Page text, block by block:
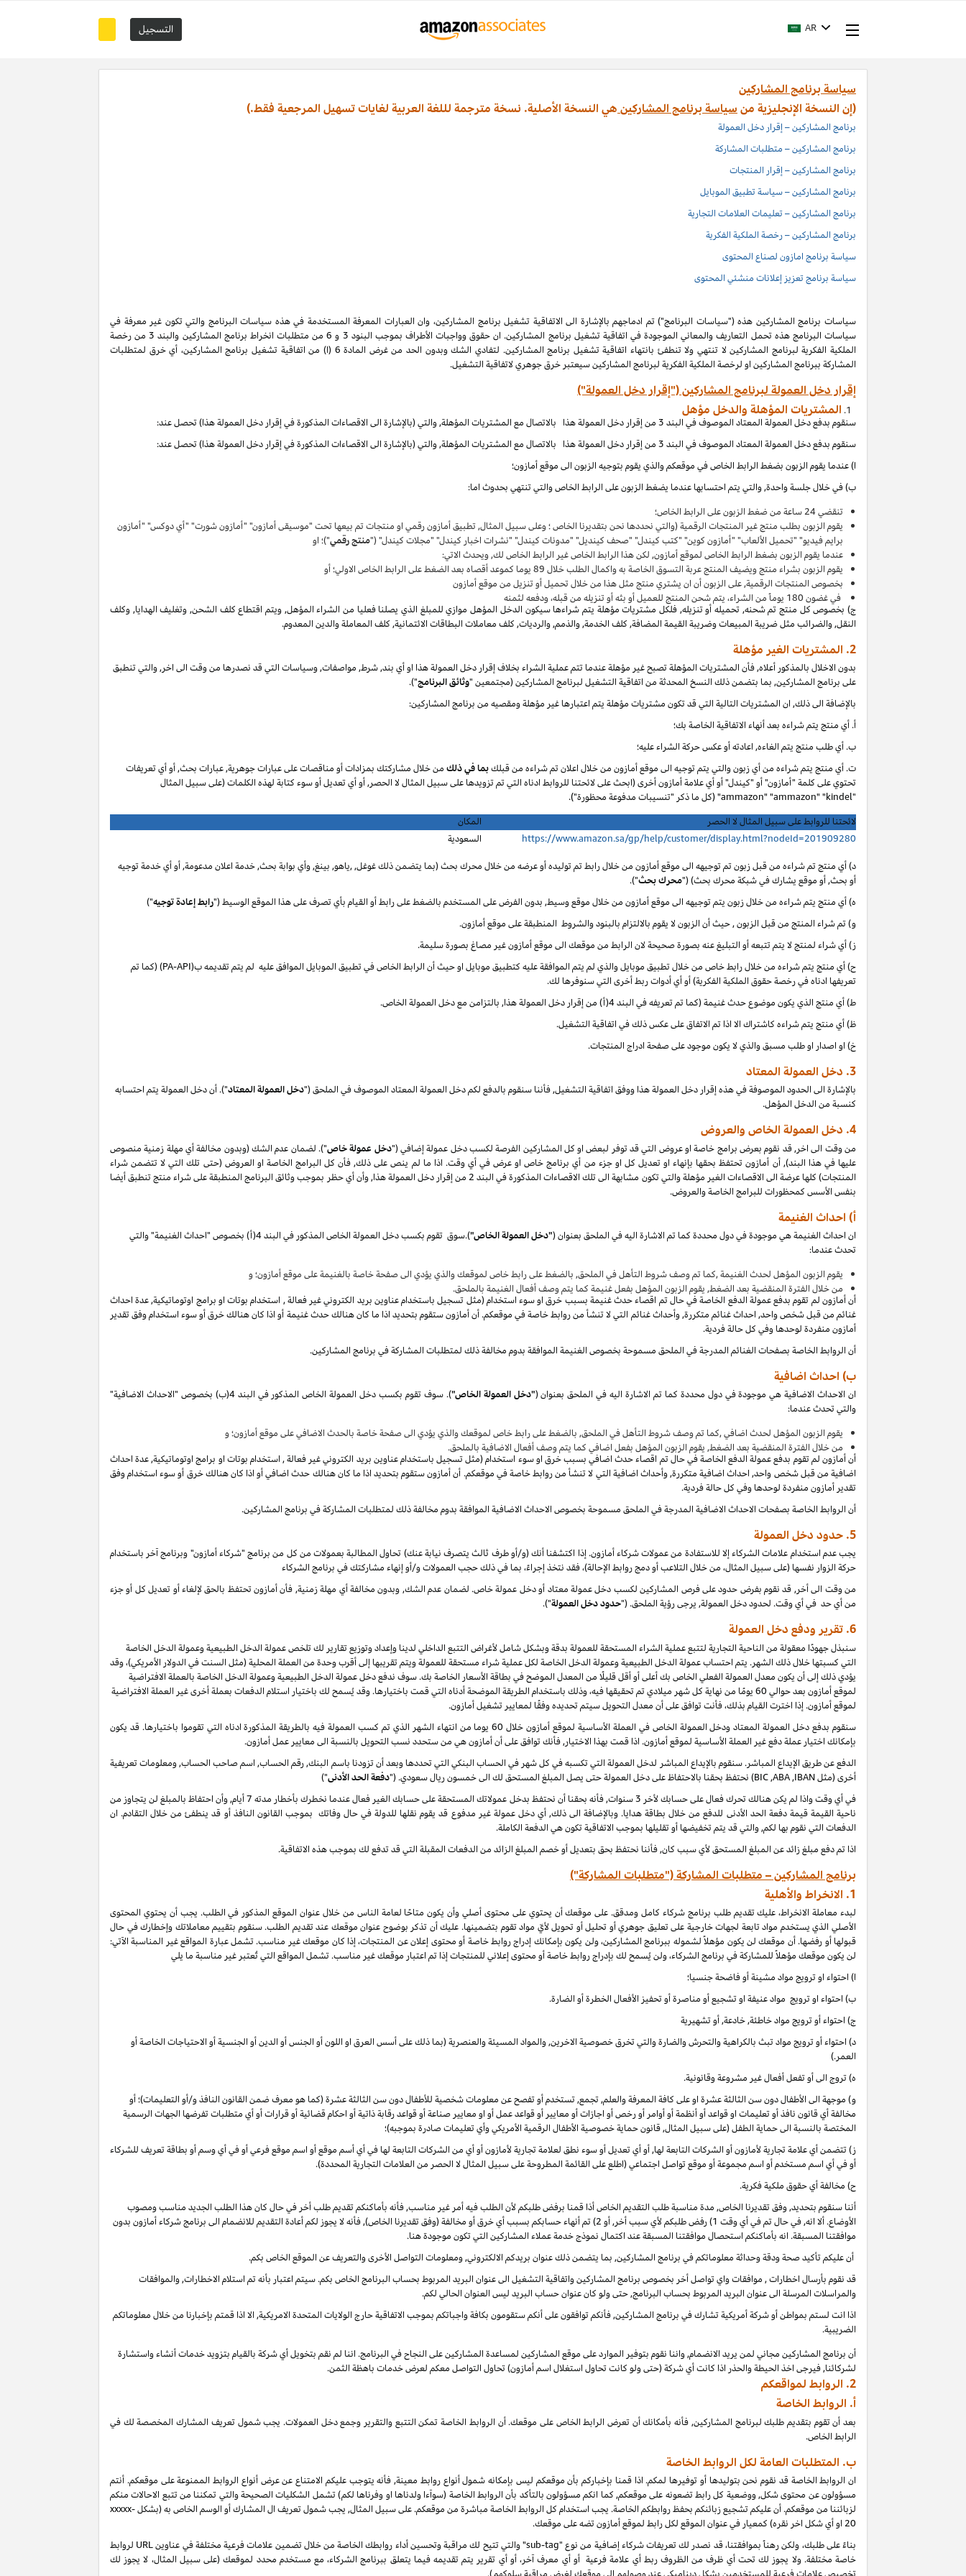
التسجيل AR
سياسة برنامج المشاركين
(إن النسخة الإنجليزية منسياسة برنامج المشاركين هي النسخة الأصلية. نسخة مترجمة لللغة العربية لغايات تسهيل المرجعية فقط.)
برنامج المشاركين – إقرار دخل العمولة
برنامج المشاركين – متطلبات المشاركة
برنامج المشاركين – إقرار المنتجات
برنامج المشاركين – سياسة تطبيق الموبايل
برنامج المشاركين – تعليمات العلامات التجارية
برنامج المشاركين – رخصة الملكية الفكرية
سياسة برنامج امازون لصناع المحتوى
سياسة برنامج تعزيز إعلانات منشئي المحتوى
سياسات برنامج المشاركين هذه ("سياسات البرنامج") تم ادماجهم بالإشارة الى الاتفاقية تشغيل برنامج المشاركين، وان العبارات المعرفة المستخدمة في هذه سياسات البرنامج والتي تكون غير معرفة في
سياسات البرنامج هذه تحمل التعاريف والمعاني الموجودة في اتفاقية تشغيل برنامج المشاركين. ان حقوق وواجبات الأطراف بموجب البنود 3 و 6 من متطلبات انخراط برنامج المشاركين والبند 3 من رخصة
الملكية الفكرية لبرنامج المشاركين لا تنتهي ولا تنطفئ بانتهاء اتفاقية تشغيل برنامج المشاركين. لتفادي الشك وبدون الحد من غرض المادة 6 (ا) من اتفاقية تشغيل برنامج المشاركين، أي خرق لمتطلبات
المشاركة ببرنامج المشاركين او لرخصة الملكية الفكرية لبرنامج المشاركين سيعتبر خرق جوهري لاتفاقية التشغيل.
إقرار دخل العمولة لبرنامج المشاركين ("إقرار دخل العمولة")
المشتريات المؤهلة والدخل مؤهل
سنقوم بدفع دخل العمولة المعتاد الموصوف في البند 3 من إقرار دخل العمولة هذا بالاتصال مع المشتريات المؤهلة, والتي (بالإشارة الى الاقصاءات المذكورة في إقرار دخل العمولة هذا) تحصل عند:
سنقوم بدفع دخل العمولة المعتاد الموصوف في البند 3 من إقرار دخل العمولة هذا بالاتصال مع المشتريات المؤهلة, والتي (بالإشارة الى الاقصاءات المذكورة في إقرار دخل العمولة هذا) تحصل عند:
ا) عندما يقوم الزبون بضغط الرابط الخاص في موقعكم والذي يقوم بتوجيه الزبون الى موقع أمازون؛
ب) في خلال جلسة واحدة, والتي يتم احتسابها عندما يضغط الزبون على الرابط الخاص والتي تنتهي بحدوث اما:
تنقضي 24 ساعة من ضغط الزبون على الرابط الخاص؛
يقوم الزبون بطلب منتج غير المنتجات الرقمية (والتي نحددها نحن بتقديرنا الخاص ؛ وعلى سبيل المثال, تطبيق أمازون رقمي او منتجات تم بيعها تحت "موسيقى أمازون" "أمازون شورت" "أي دوكس" "أمازون
برايم فيديو" "تحميل الألعاب" "أمازون كوين" "كتب كيندل" "صحف كينديل" "مدونات كيندل" "نشرات اخبار كيندل" "مجلات كيندل" ("منتج رقمي")؛ او
عندما يقوم الزبون بضغط الرابط الخاص لموقع أمازون, لكن هذا الرابط الخاص غير الرابط الخاص لك, ويحدث الاتي:
يقوم الزبون بشراء منتج ويضيف المنتجعربة التسوق الخاصة به واكمال الطلب خلال 89 يوما كموعد أقصاه بعد الضغط على الرابط الخاص الاولي؛ أو
بخصوص المنتجات الرقمية, على الزبون أن ان يشتري منتج مثل هذا من خلال تحميل أو تنزيل من موقع أمازون
في غضون 180 يوماً من الشراء، يتم شحن المنتج للعميل أو بثه أو تنزيله من قبله، ودفعه لثمنه
ج) بخصوص كل منتج تم شحنه, تحميله أو تنزيله, فلكل مشتريات مؤهلة يتم شراءها سيكون الدخل المؤهل موازي للمبلغ الذي يصلنا فعليا من الشراء المؤهل, ويتم اقتطاع كلف الشحن, وتغليف الهدايا, وكلف
النقل, والضرائب مثل ضريبة المبيعات وضريبة القيمة المضافة, كلف الخدمة, والذمم, والرديات, كلف معاملات البطاقات الائتمانية, كلف المعاملة والدين المعدوم.
2. المشتريات الغير مؤهلة
بدون الاخلال بالمذكور أعلاه, فأن المشتريات المؤهلة تصبح غير مؤهلة عندما تتم عملية الشراء بخلاف إقرار دخل العمولة هذا او أي بند, شرط, مواصفات, وسياسات التي قد نصدرها من وقت الى اخر, والتي تنطبق
على برنامج المشاركين, بما بتضمن ذلك النسخ المحدثة من اتفاقية التشغيل لبرنامج المشاركين (مجتمعين "وثائق البرنامج").
بالإضافة الى ذلك, ان المشتريات التالية التي قد تكون مشتريات مؤهلة يتم اعتبارها غير مؤهلة ومقصيه من برنامج المشاركين:
أ. أي منتج يتم شراءه بعد أنهاء الاتفاقية الخاصة بك؛
ب. أيطلب منتج يتم الغاءه, اعادته أو عكس حركة الشراء عليه؛
ت. أي منتج يتم شراءه من أي زبون والتي يتم توجيه الى موقع أمازون من خلال اعلان تم شراءه من قبلكبما في ذلك من خلال مشاركتك بمزادات أو مناقصات على عبارات جوهرية, عبارات بحث, أو أي تعريفات
تحتوي على كلمة "أمازون" أو "كيندل" أو أي علامة أمازون أخرى (ابحث على لائحتنا للروابط ادناه التي تم تزويدها على سبيل المثال لا الحصر, أو أي تعديل أو سوء كتابة لهذه الكلمات (على سبيل المثال
"ammazon" "ammazon" "kindel" (كل ما ذكر "تنسيبات مدفوعة محظورة").
لائحتنا للروابط على سبيل المثال لا الحصر
المكان
https://www.amazon.sa/gp/help/customer/display.html?nodeId=201909280
السعودية
د) أي منتج تم شراءه من قبل زبون تم توجيهه الى موقع أمازون من خلال رابط تم توليده أو عرضه من خلال محرك بحث (بما يتضمن ذلك غوغل, ,ياهو, بينغ, وأي بوابة بحث, خدمة اعلان مدعومة, أو أي خدمة توجيه
أو بحث, أو موقع يشارك في شبكة محرك بحث) ("محرك بحث").
ه) أي منتج يتم شراءه من خلال زبون يتم توجيهه الى موقع أمازون من خلال موقع وسيط, بدون الفرض على المستخدم بالضغط على رابط أو القيام بأي تصرف على هذا الموقع الوسيط ("رابط إعادة توجيه")
و) تم شراء المنتج من قبل الزبون , حيث أن الزبون لا يقوم بالالتزام بالبنود والشروط المنطبقة على موقع أمازون.
ز) أي شراء لمنتج لا يتم تتبعه أو التبليغ عنه بصورة صحيحة لان الرابط من موقعك الى موقع أمازون غير مصاغ بصورة سليمة.
ح) أي منتج يتم شراءه من خلال رابط خاص من خلال تطبيق موبايل والذي لم يتم الموافقة عليه كتطبيق موبايل او حيث أن الرابط الخاص في تطبيق الموبايل الموافق عليه لم يتم تقديمه ب(PA-API) (كما تم
تعريفها ادناه في رخصة حقوق الملكية الفكرية) أو أي أدوات ربط أخرى التي سنوفرها لك.
ط) أي منتج الذي يكون موضوع حدث غنيمة (كما تم تعريفه في البند 4(أ) من إقرار دخل العمولة هذا, بالتزامن مع دخل العمولة الخاص.
ظ) أي منتج يتم شراءه كاشتراك الا اذا تم الاتفاق على عكس ذلك في اتفاقية التشغيل.
خ) او اصدار او طلب مسبق والذي لا يكون موجود على صفحة ادراج المنتجات.
3. دخل العمولة المعتاد
بالإشارة الى الحدود الموصوفة في هذه إقرار دخل العمولة هذا ووفق اتفاقية التشغيل, فأننا سنقوم بالدفع لكم دخل العمولة المعتاد الموصوف في الملحق ("دخل العمولة المعتاد"). أن دخل العمولة يتم احتسابه
كنسبة من الدخل المؤهل.
4. دخل العمولة الخاص والعروض
من وقت الى اخر, قد نقوم بعرض برامج خاصة او عروض التي قد توفر لبعض او كل المشاركين الفرصة لكسب دخل عمولة إضافي ("دخل عمولة خاص"). لضمان عدم الشك (وبدون مخالفة أي مهلة زمنية منصوص
عليها في هذا البند), أن أمازون تحتفظ بحقها بإنهاء او تعديل كل او جزء من أي برنامج خاص او عرض في أي وقت. اذا ما لم ينص على ذلك, فأن كل البرامج الخاصة او العروض (حتى تلك التي لا تتضمن شراء
المنتجات) كلها عرضة الى الاقصاءات الغير مؤهلة والتي تكون مشابهة الى تلك الاقصاءات المذكورة في البند 2 من إقرار دخل العمولة هذا, وأن أي حظر بموجب وثائق البرنامج المنطبقة على شراء منتج تنطبق أيضا
بنفس الأسس كمحظورات للبرامج الخاصة والعروض.
أ) احداث الغنيمة
ان احداث الغنيمة هي موجودة في دول محددة كما تم الاشارة اليه في الملحق بعنوان("دخل العمولة الخاص")
.سوق
تقوم بكسب دخل العمولة الخاص المذكور في البند 4(أ) بخصوص "احداث الغنيمة" والتي
تحدث عندما:
يقوم الزبون المؤهل لحدث الغنيمة ,كما تم وصف شروط التأهل في الملحق, بالضغط على رابط خاص لموقعك والذي يؤدي الى صفحة خاصة بالغنيمة على موقع أمازون؛ و
منخلال الفترة المنقضية بعد الضغط, يقوم الزبون المؤهل بفعل غنيمة كما يتم وصف أفعال الغنيمة بالملحق.
أن أمازون لم تقوم بدفع عمولة الدفع الخاصة في حال تم اقصاء حدث غنيمة بسبب خرق او سوء استخدام (مثل تسجيل باستخدام عناوين بريد الكتروني غير فعالة , استخدام بوتات او برامج اوتوماتيكية, عدة احداث
غنائم من قبل شخص واحد, احداث غنائم متكررة, وأحداث غنائم التي لا تنشأ من روابط خاصة في موقعكم. أن أمازون ستقوم بتحديد اذا ما كان هنالك حدث غنيمة أو اذا كان هنالك خرق أو سوء استخدام وفق تقدير
أمازون منفردة لوحدها وفي كل حالة فردية.
أن الروابط الخاصة بصفحات الغنائم المدرجة في الملحق مسموحة بخصوص الغنيمة الموافقة بدوم مخالفة ذلك لمتطلبات المشاركة في برنامج المشاركين.
ب) احداث اضافية
ان الاحداث الاضافية هي موجودة في دول محددة كما تم الاشارة اليه في الملحق بعنوان("دخل العمولة الخاص")
.سوف
تقوم بكسب دخل العمولة الخاص المذكور في البند 4(ب) بخصوص "الاحداث الاضافية"
والتي تحدث عندما:
يقوم الزبون المؤهل لحدث اضافي ,كما تم وصف شروط التأهل في الملحق, بالضغط على رابط خاص لموقعك والذي يؤدي الى صفحة خاصة بالحدث الاضافي على موقع أمازون؛ و
منخلال الفترة المنقضية بعد الضغط, يقوم الزبون المؤهل بفعل اضافي كما يتم وصف أفعال الاضافية بالملحق.
أن أمازون لم تقوم بدفع عمولة الدفع الخاصة في حال تم اقصاء حدث اضافي بسبب خرق او سوء استخدام (مثل تسجيل باستخدام عناوين بريد الكتروني غير فعالة , استخدام بوتات او برامج اوتوماتيكية, عدة احداث
اضافية من قبل شخص واحد, احداث اضافية متكررة, وأحداث اضافية التي لا تنشأ من روابط خاصة في موقعكم. أن أمازون ستقوم بتحديد اذا ما كان هنالك حدث اضافي أو اذا كان هنالك خرق أو سوء استخدام وفق
تقدير أمازون منفردة لوحدها وفي كل حالة فردية.
أن الروابط الخاصة بصفحات الاحداث الاضافية المدرجة في الملحق مسموحة بخصوص الاحداث الاضافية الموافقة بدوم مخالفة ذلك لمتطلبات المشاركة في برنامج المشاركين.
5. حدود دخل العمولة
يجب عدم استخدام علامات الشركاء إلا للاستفادة من عمولات شركاء أمازون. إذا اكتشفنا أنك (و/أو طرف ثالث يتصرف نيابة عنك) تحاول المطالبة بعمولات من كل من برنامج "شركاء أمازون" وبرنامج آخر باستخدام
حركة الزوار نفسها (على سبيل المثال، من خلال التلاعب أو دمج روابط الإحالة)، فقد نتخذ إجراءً، بما في ذلك حجب العمولات و/أو إنهاء مشاركتك في برنامج الشركاء
من وقت الى أخر, قد نقوم بفرض حدود على فرص المشاركين لكسب دخل عمولة معتاد أو دخل عمولة خاص. لضمان عدم الشك, وبدون مخالفة أي مهلة زمنية, فأن أمازون تحتفظ بالحق لإلغاء أو تعديل كل أو جزء
من أي حد في أي وقت. لحدود دخل العمولة, يرجى رؤية الملحق. ("حدود دخل العمولة").
6. تقرير ودفع دخل العمولة
سنبذل جهودًا معقولة من الناحية التجارية لتتبع عملية الشراء المستحقة للعمولة بدقة وبشكل شامل لأغراض التتبع الداخلي لدينا وإعداد وتوزيع تقارير لك تلخص عمولة الدخل الطبيعية وعمولة الدخل الخاصة
التي كسبتها خلال ذلك الشهر. يتم احتساب عمولة الدخل الطبيعية وعمولة الدخل الخاصة لكل عملية شراء مستحقة للعمولة ويتم تقريبها إلى أقرب وحدة من العملة المحلية (مثل السنت في الدولار الأمريكي)، وقد
يؤدي ذلك إلى أن يكون معدل العمولة الفعلي الخاص بك أعلى أو أقل قليلًا من المعدل الموضح في بطاقة الأسعار الخاصة بك. سوف ندفع دخل عمولة الدخل الطبيعية وعمولة الدخل الخاصة بالعملة الافتراضية
لموقع أمازون بعد حوالي 60 يومًا من نهاية كل شهر ميلادي تم تحقيقها فيه، وذلك باستخدام الطريقة الموضحة أدناه التي قمت باختيارها. وقد يُسمح لك باختيار استلام الدفعات بعملة أخرى غير العملة الافتراضية
لموقع أمازون. إذا اخترت القيام بذلك، فأنت توافق على أن معدل التحويل سيتم تحديده وفقًا لمعايير تشغيل أمازون.
سنقوم بدفع دخل العمولة المعتاد ودخل العمولة الخاص في العملة الأساسية لموقع أمازون خلال 60 يوما من انتهاء الشهر الذي تم كسب العمولة فيه بالطريقة المذكورة ادناه التي تقوموا باختيارها. قد يكون
بإمكانك اختيار عملة دفع غير العملة الأساسية لموقع أمازون. اذا قمت بهذا الاختيار, فأنك توافق على أن أمازون هي من ستحدد نسب التحويل بالنسبة الى معايير عمل أمازون.
الدفع عن طريق الإيداع المباشر. سنقوم بالإيداع المباشر لدخل العمولة التي تكسبه في كل شهر في الحساب البنكي التي تحددها وبعد أن تزودنا باسم البنك, رقم الحساب, اسم صاحب الحساب, ومعلومات تعريفية
أخرى (مثلIBAN
,
ABA
,
BIC) نحتفظ بحقنا بالاحتفاظ على دخل العمولة حتى يصل المبلغ المستحق لك الى خمسون ريال سعودي. ("دفعة الحد الأدنى")
في أي وقت واذا لم يكن هنالك تحرك فعال على حسابك لأخر 3 سنوات, فأنه بحقنا أن نحتفظ بدخل عمولاتك المستحقة على حسابك الغير فعال عندما نخطرك بأخطار مدته 7 أيام, وأن احتفاظ بالمبلغ لن يتجاوز من
ناحية القيمة قيمة دفعة الحد الأدنى للدفع من خلال بطاقة هدايا. وبالإضافة الى ذلك, أي دخل عمولة غير مدفوع قد يقوم نقلها للدولة في حال وفاتك بموجب القانون النافذ أو قد ينطفئ من خلال التقادم. ان
الدفعات التي نقوم بها لكم, والتي قد يتم تخفيضها أو تقليلها بموجب الاتفاقية تكون هي الدفعة الكاملة.
اذا تم دفع مبلغ زائد عن المبلغ المستحق لأي سبب كان, فأننا نحتفظ بحق بتعديل أو خصم المبلغ الزائد من الدفعات المقبلة التي قد تدفع لك بموجب هذه الاتفاقية.
برنامج المشاركين – متطلبات المشاركة ("متطلبات المشاركة")
1. الانخراط والأهلية
لبدء معاملة الانخراط، عليك تقديم طلب برنامج شركاء كامل ومدقق. على موقعك أن يحتوي على محتوى أصلي وأن يكون متاحًا لعامة الناس من خلال عنوان الموقع المذكور في الطلب. يجب أن يحتوي المحتوى
الأصلي الذي يستخدم مواد تابعة لجهات خارجية على تعليق جوهري أو تحليل أو تحويل لأيّ مواد تقوم بتضمينها. عليك أن تذكر بوضوح عنوان موقعك عند تقديم الطلب. سنقوم بتقييم معاملاتك وإخطارك في حال
قبولها أو رفضها. أن موقعك لن يكون مؤهلاً لشموله ببرنامج المشاركين، ولن يكون بإمكانك إدراج روابط خاصة أو محتوى إعلان عن المنتجات، إذا كان موقعك غير مناسب. تشمل عبارة المواقع غير المناسبة الآتي:
لن يكون موقعك مؤهلاً للمشاركة في برنامج الشركاء، ولن يُسمح لك بإدراج روابط خاصة أو محتوى إعلاني للمنتجات إذا تم اعتبار موقعك غير مناسب. تشمل المواقع التي تُعتبر غير مناسبة ما يلي
ا) احتواء او ترويج مواد مشينة أو فاضحة جنسيا؛
ب) احتواء او ترويج مواد عنيفة او تشجيع أو مناصرة أو تحفيز الأفعال الخطرة أو الضارة.
ج) احتواء أو ترويج مواد خاطئة, خادعة, أو تشهيرية
د) احتواء أو ترويج مواد تبث بالكراهية والتحرش والضارة والتي تخرق خصوصية الاخرين, والمواد المسيئة والعنصرية (بما ذلك على أسس العرق او اللون أو الجنس أو الدين أو الجنسية أو الاحتياجات الخاصة أو
العمر.)
ه) تروج الى أو تفعل أفعال غير مشروعة وقانونية.
و) موجهة الى الأطفال دون سن الثالثة عشرة او على كافة المعرفة والعلم, تجمع, تستخدم أو تفصح عن معلومات شخصية للأطفال دون سن الثالثة عشرة (كما هو معرف ضمن القانون النافذ و/أو التعليمات)؛ أو
مخالفة أي قانون نافذ أو تعليمات او قواعد أو أنظمة أو أوامر أو رخص أو اجازات أو معايير أو قواعد عمل أو او معايير صناعة أو قواعد رقابة ذاتية أو احكام قضائية أو قرارات أو أي متطلبات تفرضها الجهات الرسمية
المختصة بالنسبة الى حماية الطفل (على سبيل المثال, قانون حماية خصوصية الأطفال الرقمية الأمريكي وأي تعليمات صادرة بموجبه)؛
ز) تتضمن أي علامة تجارية لأمازون أو الشركات التابعة لها, أو أي تعديل أو سوء نطق لعلامة تجارية لأمازون أو أي من الشركات التابعة لها في أي أسم موقع أو اسم موقع فرعي أو في أي وسم أو بطاقة تعريف للشركاء
أو في أي اسم مستخدم أو اسم مجموعة أو موقع تواصل اجتماعي (اطلع على القائمة المطروحة على سبيل المثال لا الحصر من العلامات التجارية المحددة).
ح) مخالفة أي حقوق ملكية فكرية.
أننا سنقوم بتحديد, وفق تقديرنا الخاص, مدة مناسبة طلب التقديم الخاص أذا قمنا برفض طلبكم لأن الطلب فيه أمر غير مناسب, فأنه بأماكنكم تقديم طلب أخر في حال كان هذا الطلب الجديد مناسب ومصوب
الأوضاع. ألا انه, في حال تم في أي وقت 1) رفض طلبكم لأي سبب أخر, أو 2) تم أنهاء حسابكم بسبب أي خرق أو مخالفة (وفق تقديرنا الخاص), فأنه لا يجوز لكم أعادة التقديم للانضمام الى برنامج شركاء أمازون بدون
موافقتنا المسبقة. انه بأماكنكم استحصال موافقتنا المسبقة عند اكتمال نموذج خدمة عملاء المشاركين التي تكون موجودة هنا.
أن عليكم تأكيد صحة ودقة وحداثة معلوماتكم في برنامج المشاركين, بما يتضمن ذلك عنوان بريدكم الالكتروني, ومعلومات التواصل الأخرى والتعريف عن الموقع الخاص بكم.
قد نقوم بأرسال اخطارات , موافقات واي تواصل أخر بخصوص برنامج المشاركين واتفاقية التشغيل الى عنوان البريد المربوط بحساب البرنامج الخاص بكم. سيتم اعتبار بأنه تم استلام الاخطارات, والموافقات
والمراسلات المرسلة الى عنوان البريد المربوط بحساب البرنامج, حتى ولو كان عنوان حساب البريد ليس العنوان الحالي لكم.
اذا انت لستم بمواطن أو شركة أمريكية تشارك في برنامج المشاركين, فأنكم توافقون على أنكم ستقومون بكافة واجباتكم بموجب الاتفاقية حارج الولايات المتحدة الامريكية, الا اذا قمتم بإخبارنا من خلال معلوماتكم
الضريبية.
أن برنامج المشاركين مجاني لمن يريد الانضمام, واننا نقوم بتوفير الموارد على موقع المشاركين لمساعدة المشاركين على النجاح في البرنامج. اننا لم نقم بتخويل أي شركة بالقيام بتزويد خدمات أنشاء واستشارة
لشركائنا, فيرجى اخذ الحيطة والحذر اذا كانت أي شركة (حتى ولو كانت تحاول استغلال اسم أمازون) تحاول التواصل معكم لعرض خدمات باهظة الثمن.
2. الروابط لمواقعكم
أ. الروابط الخاصة
بعد أن تقوم بتقديم طلبك لبرنامج المشاركين, فأنه بأمكانك أن تعرض الرابط الخاص على موقعك. أن الروابط الخاصة تمكن التتبع والتقرير وجمع دخل العمولات. يجب شمول تعريف المشارك المخصصة لك في
الرابط الخاص.
ب. المتطلبات العامة لكل الروابط الخاصة
ان الروابط الخاصة قد نقوم نحن بتوليدها أو توفيرها لمكم. اذا قمنا بإخباركم بأن موقعكم ليس بإمكانه شمول أنواع روابط معينة, فأنه يتوجب عليكم الامتناع عن عرض أنواع الروابط الممنوعة على موقعكم. أنتم
مسؤولون عن محتوى شكل, ووضعية كل رابط تضعونه على موقعكم, كما انكم مسؤولون بالتأكد بأن الروابط الخاصة (سوآءا ولدناها او وفرناها لكم) تشمل الشكليات الصحيحة والتي تمكننا من تتبع الاحالات منكم
لزبائننا من موقعكم. أن عليكم تشجيع زبائنكم بحفظ روابطكم الخاصة. يجب استخدام كل الروابط الخاصة مباشرة من موقعكم. على سبيل المثال, يجب شمول تعريف ال المشارك أو الوسم الخاص به (بشكلxxxxx-
20 او أي شكل اخر نقره) كمعيار في عنوان الموقع لكل رابط لموقع أمازون تضه على موقعك.
بناءً على طلبك، ولكن رهناً بموافقتنا، قد نصدر لك تعريفات شركاء إضافية من نوع "sub-tag" والتي تتيح لك مراقبة وتحسين أداء روابطك الخاصة من خلال تضمين علامات فرعية مختلفة في عناوين URL لروابط
خاصة مختلفة. ولا يجوز لك تحت أي ظرف من الظروف ربط أي علامة فرعية أو أي معرف آخر، أو أي تقرير يتم تقديمه فيما يتعلق ببرنامج الشركاء، مع مستخدم محدد لموقعك (على سبيل المثال، لا يجوز لك